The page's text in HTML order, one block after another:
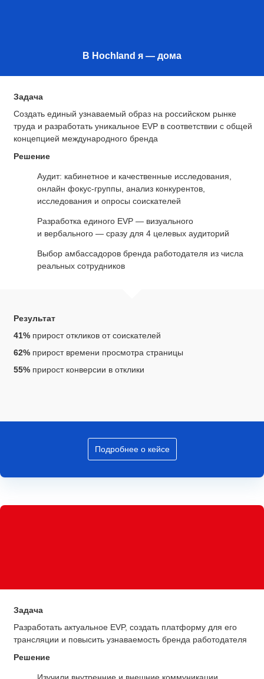
В Hochland я — дома
Подробнее о кейсе
Задача
Cоздать единый узнаваемый образ на российском рынке
труда и разработать уникальное EVP в соответствии с общей
концепцией международного бренда
Решение
Аудит: кабинетное и качественные исследования,
онлайн фокус-группы, анализ конкурентов,
исследования и опросы соискателей
Разработка единого EVP — визуального
и вербального — сразу для 4 целевых аудиторий
Выбор амбассадоров бренда работодателя из числа
реальных сотрудников
Результат
41% прирост откликов от соискателей
62% прирост времени просмотра страницы
55% прирост конверсии в отклики
Задача
Разработать актуальное EVP, создать платформу для его
трансляции и повысить узнаваемость бренда работодателя
Решение
Изучили внутренние и внешние коммуникации,